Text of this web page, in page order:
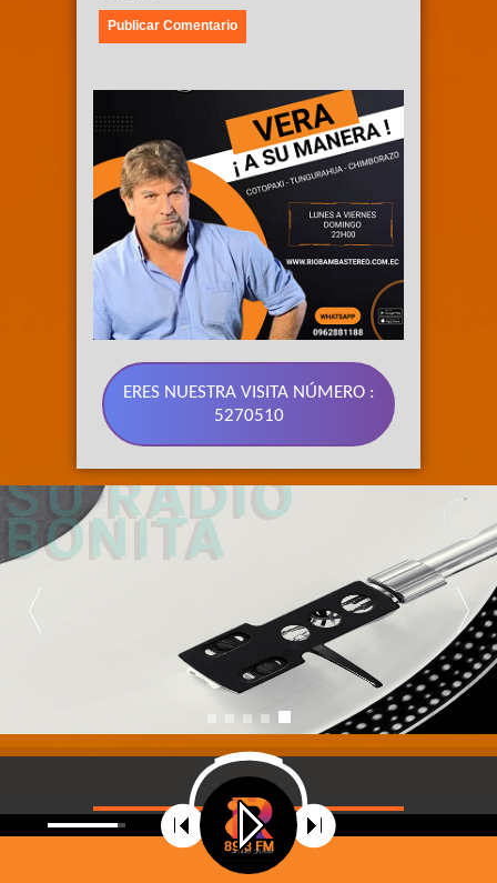
ERES NUESTRA VISITA NÚMERO :
5270510
89.3 FM
SU RADIO
BONITA
Radio Riobamba Stereo 89.3 FM, Su radio